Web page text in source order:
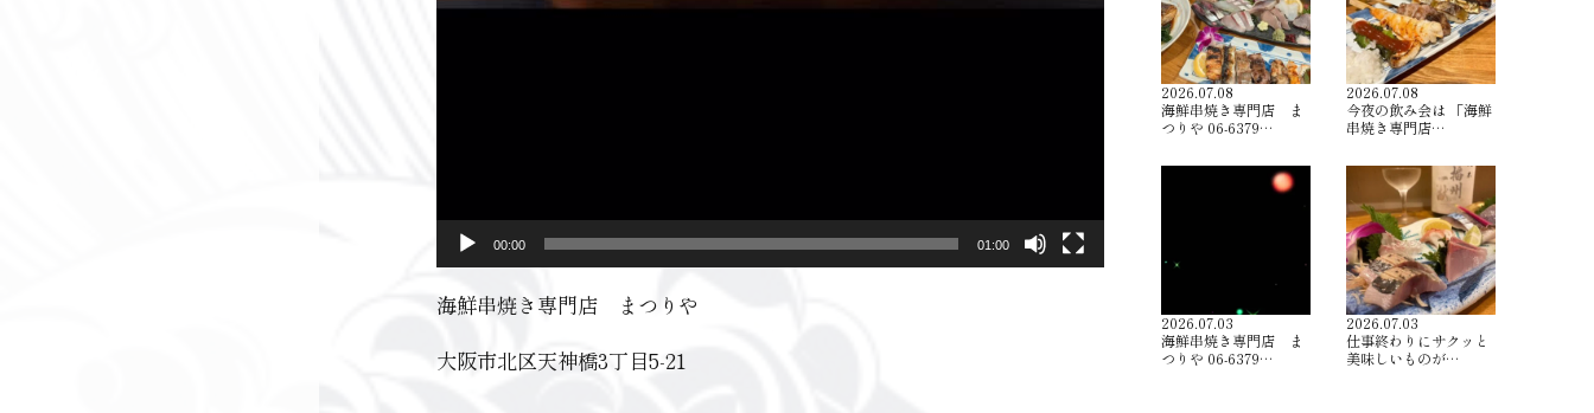
00:00 01:00
海鮮串焼き専門店 まつりや
大阪市北区天神橋3丁目5-21
2026.07.08
海鮮串焼き専門店 ま
つりや 06-6379…
2026.07.08
今夜の飲み会は 「海鮮
串焼き専門店…
2026.07.03
海鮮串焼き専門店 ま
つりや 06-6379…
2026.07.03
仕事終わりにサクッと
美味しいものが…